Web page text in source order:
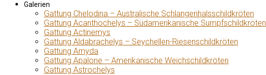
Galerien
Gattung Chelodina – Australische Schlangenhalsschildkröten
Gattung Acanthochelys – Südamerikanische Sumpfschildkröten
Gattung Actinemys
Gattung Aldabrachelys – Seychellen-Riesenschildkröten
Gattung Amyda
Gattung Apalone – Amerikanische Weichschildkröten
Gattung Astrochelys